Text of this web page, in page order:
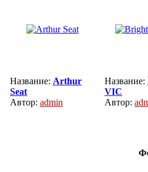
Название: Arthur
Seat
Автор: admin
Название:
VIC
Автор: